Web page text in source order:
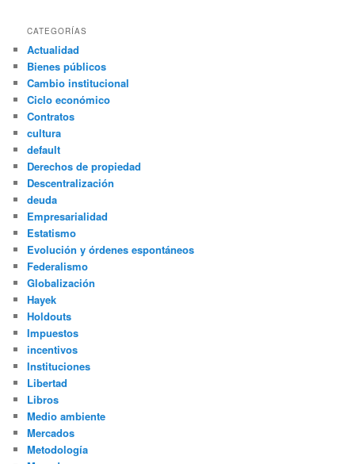
CATEGORÍAS
Actualidad
Bienes públicos
Cambio institucional
Ciclo económico
Contratos
cultura
default
Derechos de propiedad
Descentralización
deuda
Empresarialidad
Estatismo
Evolución y órdenes espontáneos
Federalismo
Globalización
Hayek
Holdouts
Impuestos
incentivos
Instituciones
Libertad
Libros
Medio ambiente
Mercados
Metodología